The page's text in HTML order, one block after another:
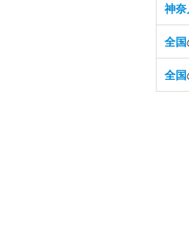
神
全国
全国